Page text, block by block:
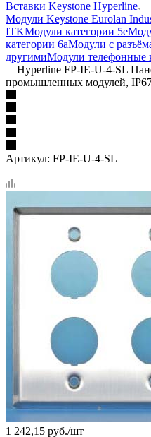
Вставки Keystone Hyperline
Модули Keystone Eurolan
ITKМодули категории 5е
категории 6аМодули с
другимиМодули телефонные
—Hyperline FP-IE-U-4-SL
промышленных модулей,
Артикул: FP-IE-U-4-SL
1 242,15 руб./шт